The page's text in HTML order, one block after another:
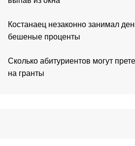
Костанаец незаконно занимал
бешеные проценты
Сколько абитуриентов могут
на гранты